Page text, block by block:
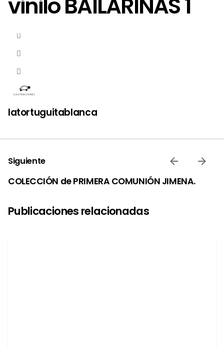
vinilo BAILARINAS 1
latortuguitablanca
Siguiente
COLECCIÓN de PRIMERA COMUNIÓN JIMENA.
Publicaciones relacionadas